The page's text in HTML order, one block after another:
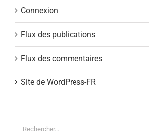
Connexion
Flux des publications
Flux des commentaires
Site de WordPress-FR